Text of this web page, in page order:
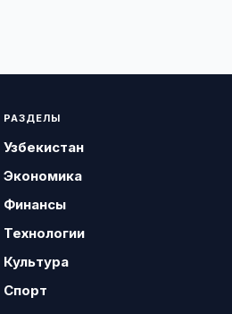
РАЗДЕЛЫ
Узбекистан
Экономика
Финансы
Технологии
Культура
Спорт